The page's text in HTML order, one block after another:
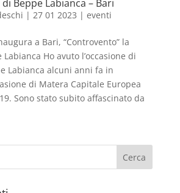
Beppe Labianca – Bari
| 27 01 2023 | eventi
a Bari, “Controvento” la
Ho avuto l’occasione di
Labianca alcuni anni fa in
di Matera Capitale Europea
Sono stato subito affascinato da